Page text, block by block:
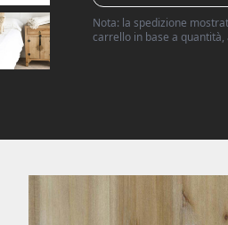
Nota: la spedizione
carrello in base a